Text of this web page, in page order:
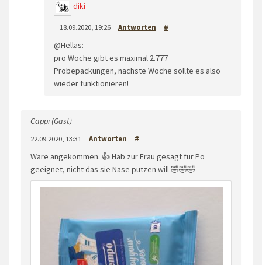
diki
18.09.2020, 19:26 Antworten #
@Hellas:
pro Woche gibt es maximal 2.777
Probepackungen, nächste Woche sollte es also
wieder funktionieren!
Cappi (Gast)
22.09.2020, 13:31 Antworten #
Ware angekommen. 👍 Hab zur Frau gesagt für Po
geeignet, nicht das sie Nase putzen will 🤣🤣🤣